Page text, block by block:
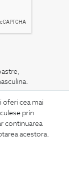
cea mai
prin
continuarea
acestora.